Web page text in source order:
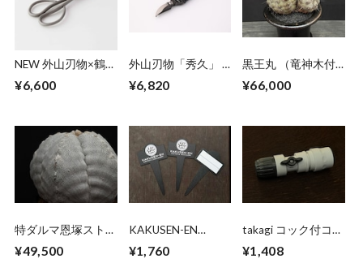
NEW 外山刃物×鶴仙
キ鋏 (short)
¥6,600
外山刃物「秀久」 ×
鋏 ブラック(1丁)
¥6,820
黒王丸 （竜神木付
¥66,000
特ダルマ恩塚ストロ
¥49,500
KAKUSEN-EN
（T型/BLACK）
¥1,760
takagi コック付コネ
グレー)
¥1,408